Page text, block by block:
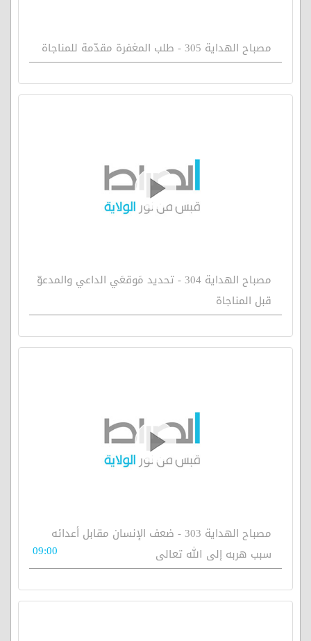
مصباح الهداية 305 - طلب المغفرة مقدّمة للمناجاة
مصباح الهداية 304 - تحديد مَوقعَي الداعي والمدعوّ
قبل المناجاة
مصباح الهداية 303 - ضعف الإنسان مقابل أعدائه
سبب هربه إلى الله تعالى
09:00